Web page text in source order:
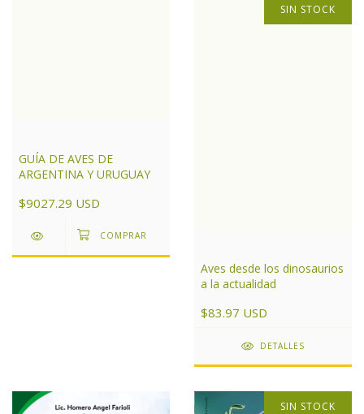
GUÍA DE AVES DE
ARGENTINA Y URUGUAY
$9027.29 USD
SIN STOCK
Aves desde los dinosaurios
a la actualidad
$83.97 USD
DETALLES
SIN STOCK